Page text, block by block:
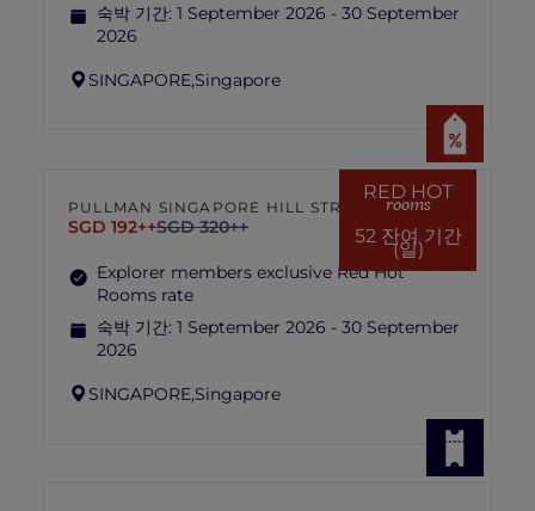
숙박 기간: 1 September 2026 - 30 September
2026
SINGAPORE,Singapore
RED HOT
rooms
52 잔여 기간
(일)
PULLMAN SINGAPORE HILL STREET
SGD 192++SGD 320++
Explorer members exclusive Red Hot
Rooms rate
숙박 기간: 1 September 2026 - 30 September
2026
SINGAPORE,Singapore